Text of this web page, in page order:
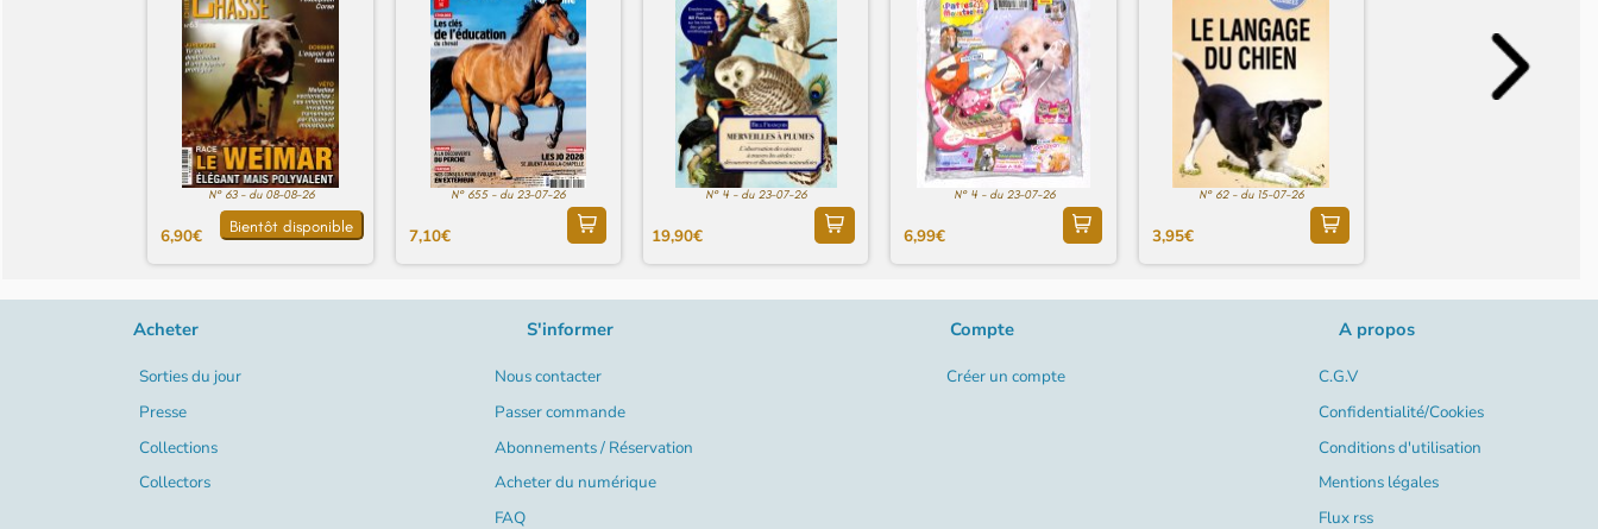
N° 63 - du 08-08-26
6,90€ Bientôt disponible
N° 655 - du 23-07-26
7,10€
N° 4 - du 23-07-26
19,90€
N° 4 - du 23-07-26
6,99€
N° 62 - du 15-07-26
3,95€
Acheter
Sorties du jour
Presse
Collections
Collectors
S'informer
Nous contacter
Passer commande
Abonnements / Réservation
Acheter du numérique
FAQ
Compte
Créer un compte
A propos
C.G.V
Confidentialité/Cookies
Conditions d'utilisation
Mentions légales
Flux rss